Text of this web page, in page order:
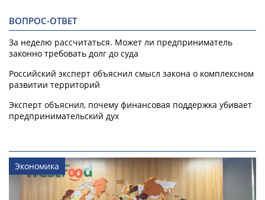
ВОПРОС-ОТВЕТ
За неделю рассчитаться. Может ли предприниматель
законно требовать долг до суда
Российский эксперт объяснил смысл закона о комплексном
развитии территорий
Эксперт объяснил, почему финансовая поддержка убивает
предпринимательский дух
Экономика